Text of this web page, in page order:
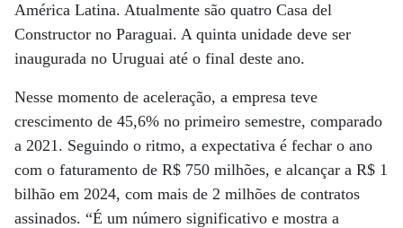
América Latina. Atualmente são quatro Casa del
Constructor no Paraguai. A quinta unidade deve ser
inaugurada no Uruguai até o final deste ano.
Nesse momento de aceleração, a empresa teve
crescimento de 45,6% no primeiro semestre, comparado
a 2021. Seguindo o ritmo, a expectativa é fechar o ano
com o faturamento de R$ 750 milhões, e alcançar a R$ 1
bilhão em 2024, com mais de 2 milhões de contratos
assinados. “É um número significativo e mostra a